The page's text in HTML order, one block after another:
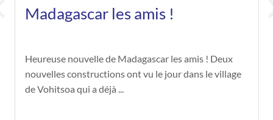
Madagascar les amis !
Heureuse nouvelle de Madagascar les amis ! Deux
nouvelles constructions ont vu le jour dans le village
de Vohitsoa qui a déjà ...